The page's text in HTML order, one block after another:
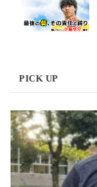
PICK UP